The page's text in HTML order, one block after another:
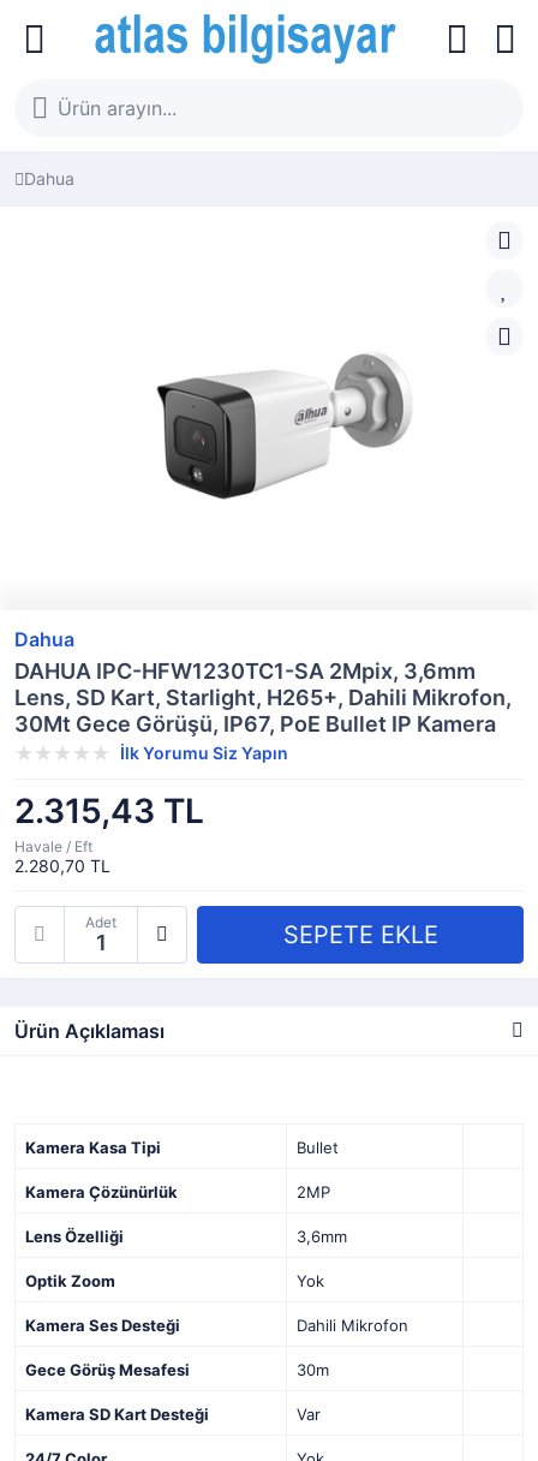
Dahua
Dahua
DAHUA IPC-HFW1230TC1-SA 2Mpix, 3,6mm
Lens, SD Kart, Starlight, H265+, Dahili Mikrofon,
30Mt Gece Görüşü, IP67, PoE Bullet IP Kamera
İlk Yorumu Siz Yapın
2.315,43 TL
Havale / Eft
2.280,70 TL
Adet
Ürün Açıklaması
Kamera Kasa Tipi Bullet
Kamera Çözünürlük 2MP
Lens Özelliği 3,6mm
Optik Zoom Yok
Kamera Ses Desteği Dahili Mikrofon
Gece Görüş Mesafesi 30m
Kamera SD Kart Desteği Var